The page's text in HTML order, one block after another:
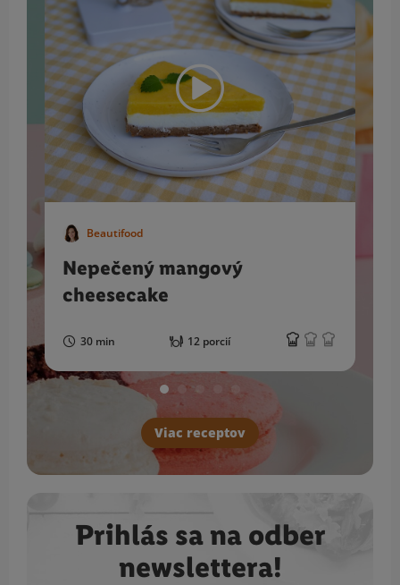
Beautifood
Nepečený mangový
cheesecake
30 min 12 porcií
Viac receptov
Prihlás sa na odber
newslettera!